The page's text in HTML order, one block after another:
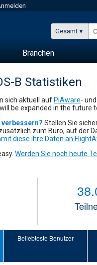
Gesamt
Branchen
B Statistiken
sich aktuell auf PiAware- und
be expanded in the future
Stellen Sie
zum Büro, auf der
diese ihre Daten an
Werden Sie noch heute
Beliebteste Benutzer